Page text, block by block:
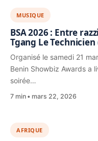
MUSIQUE
BSA 2026 : Entre
Tgang Le
Organisé le samedi 21
Benin Showbiz Awards a
soirée…
7 min mars 22, 2026
AFRIQUE